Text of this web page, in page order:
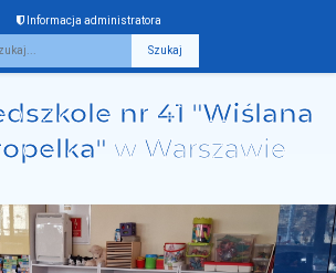
Informacja administratora
nr 41 "Wiślana
w Warszawie